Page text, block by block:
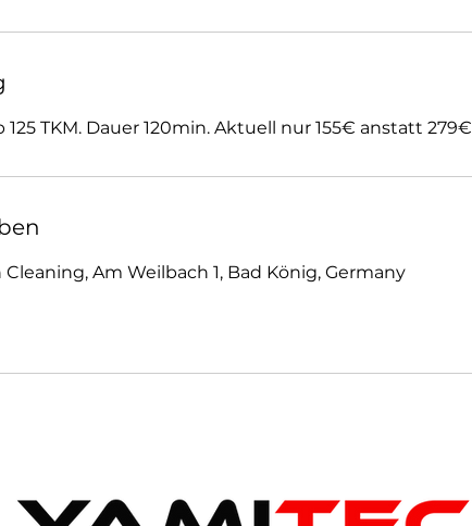
125 TKM. Dauer 120min. Aktuell nur 155€ anstatt 279€
Am Weilbach 1, Bad König, Germany